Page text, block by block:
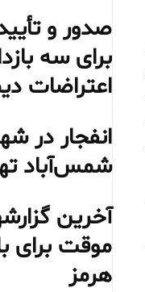
صدور و
برای سه
اعتراضات
انفجار در
شمس‌آباد
آخرین
موقت برای
هرمز